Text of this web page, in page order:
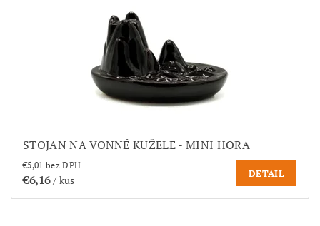
STOJAN NA VONNÉ KUŽELE - MINI HORA
€5,01 bez DPH
€6,16/ kus
DETAIL